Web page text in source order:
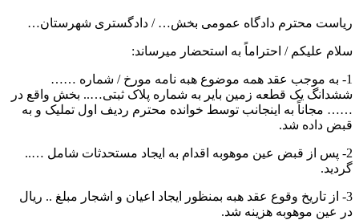
ریاست محترم دادگاه عمومی بخش… / دادگستری شهرستان…
سلام علیکم / احتراماً به استحضار میرساند:
1- به موجب عقد همه موضوع هبه نامه مورخ / شماره ……
ششدانگ یک قطعه زمین بایر به شماره پلاک ثبتی….. بخش واقع در
…… مجاناً به اینجانب توسط خوانده محترم ردیف اول تملیک و به
قبض داده شد.
2- پس از قبض عین موهوبه اقدام به ایجاد مستحدثات شامل …..
گردید.
3- از تاریخ وقوع عقد هبه بمنظور ایجاد اعیان و اشجار مبلغ .. ریال
در عین موهوبه هزینه شد.